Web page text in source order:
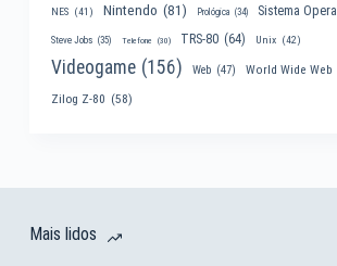
NES (41) Nintendo (81) Prológica (34) Sistema
Steve Jobs (35) Telefone (30) TRS-80 (64) Unix (42)
Videogame (156) Web (47) World Wide Web
Zilog Z-80 (58)
Mais lidos